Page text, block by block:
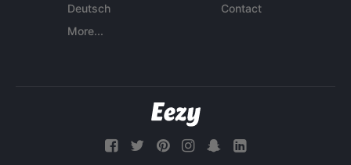
Deutsch
More...
Contact